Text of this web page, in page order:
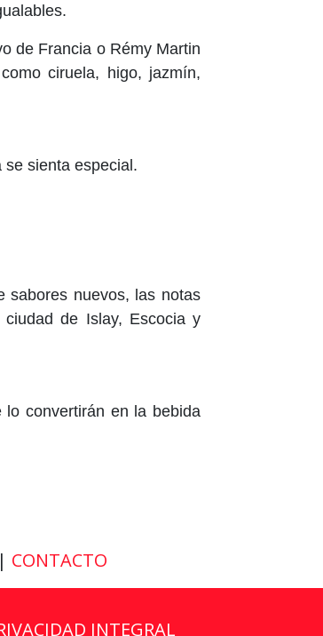
de Francia o Rémy Martin
ciruela, higo, jazmín,
sienta especial.
sabores nuevos, las notas
de Islay, Escocia y
convertirán en la bebida
CONTACTO
INTEGRAL